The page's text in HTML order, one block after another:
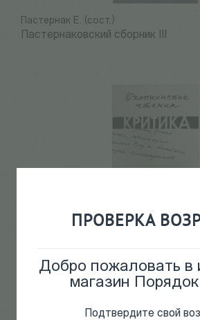
ПРОВЕРКА
Добро пожаловать в
магазин
Подтвердите свой
Пастернак Е. (сост.)
Пастернаковский сборник III